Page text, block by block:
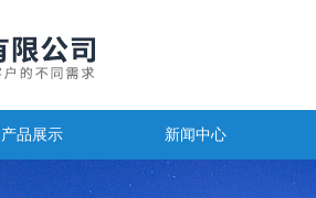
产品展示 新闻中心